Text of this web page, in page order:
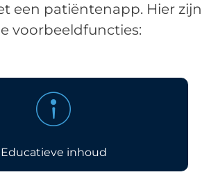
een patiëntenapp. Hier zijn
voorbeeldfuncties:
Educatieve inhoud